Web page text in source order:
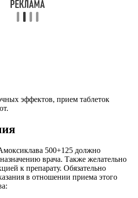
эффектов, прием таблеток
500+125 должно
врача. Также желательно
к препарату. Обязательно
в отношении приема этого